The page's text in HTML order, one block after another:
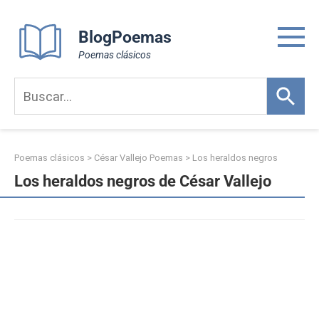
content
BlogPoemas
Poemas clásicos
Poemas clásicos > César Vallejo Poemas > Los heraldos negros
Los heraldos negros de César Vallejo